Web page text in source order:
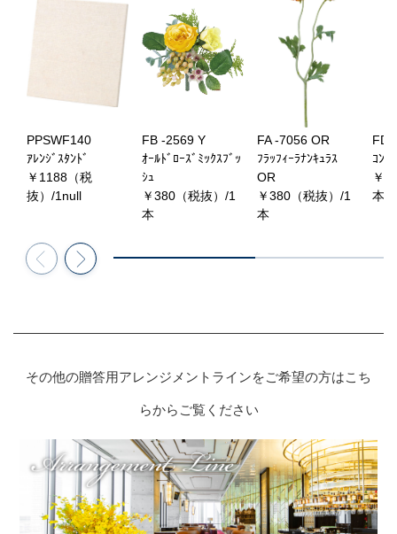
PPSWF140
ｱﾚﾝｼﾞｽﾀﾝﾄﾞ
￥1188（税
抜）/1null
FB -2569 Y
ｵｰﾙﾄﾞﾛｰｽﾞﾐｯｸｽﾌﾞｯ
ｼｭ
￥380（税抜）/1
本
FA -7056 OR
ﾌﾗｯﾌｨｰﾗﾅﾝｷｭﾗｽ
OR
￥380（税抜）/1
本
FD
ｺﾝﾌ
￥
本
その他の贈答用アレンジメントラインをご希望の方はこち
らからご覧ください